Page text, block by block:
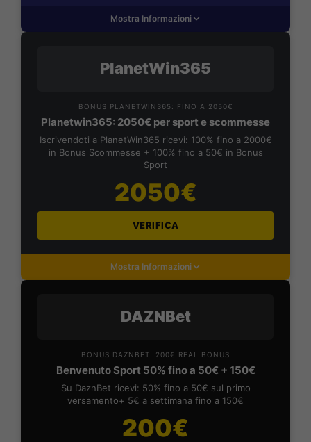
Mostra Informazioni
PlanetWin365
BONUS PLANETWIN365: FINO A 2050€
Planetwin365: 2050€ per sport e scommesse
Iscrivendoti a PlanetWin365 ricevi: 100% fino a 2000€
in Bonus Scommesse + 100% fino a 50€ in Bonus
Sport
2050€
VERIFICA
Mostra Informazioni
DAZNBet
BONUS DAZNBET: 200€ REAL BONUS
Benvenuto Sport 50% fino a 50€ + 150€
Su DaznBet ricevi: 50% fino a 50€ sul primo
versamento+ 5€ a settimana fino a 150€
200€